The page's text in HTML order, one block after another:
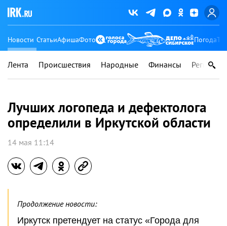
Новости СтатьиАфишаФото Погода
Лента Происшествия Народные Финансы Регионы
Лучших логопеда и дефектолога
определили в Иркутской области
14 мая 11:14
Продолжение новости:
Иркутск претендует на статус «Города для